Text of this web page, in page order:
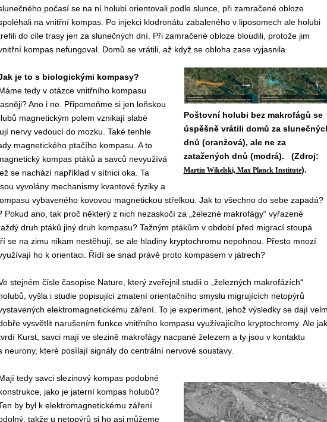
počasí se na ní holubi orientovali podle slunce, při zamračené obloze
na vnitřní kompas. Po injekci klodronátu zabaleného v liposomech ale holubi
do cíle trasy jen za slunečných dní. Při zamračené obloze bloudili, protože jim
kompas nefungoval. Domů se vrátili, až když se obloha zase vyjasnila.
Poštovní holubi bez makrofágů se
úspěšně vrátili domů za
dnů (oranžová), ale ne za
zatažených dnů (modrá). (Zdroj:
Martin Wikelski, Max Planck Institute).
je to s biologickými kompasy?
tedy v otázce vnitřního kompasu
Ano i ne. Připomeňme si jen loňskou
magnetickým polem vznikají slabé
nervy vedoucí do mozku. Také tenhle
magnetického ptačího kompasu. A to
kompas ptáků a savců nevyužívá
se nachází například v sítnici oka. Ta
vyvolány mechanismy kvantové fyziky a
vybaveného kovovou magnetickou střelkou. Jak to všechno do sebe zapadá?
ano, tak proč některý z nich nezaskočí za „železné makrofágy“ vyřazené
druh ptáků jiný druh kompasu? Tažným ptákům v období před migrací stoupá
se na zimu nikam nestěhují, se ale hladiny kryptochromu nepohnou. Přesto mnozí
ho k orientaci. Řídí se snad právě proto kompasem v játrech?
stejném čísle časopise Nature, který zveřejnil studii o „železných makrofázích“
vyšla i studie popisující zmatení orientačního smyslu migrujících netopýrů
elektromagnetickému záření. To je experiment, jehož výsledky se dají
vysvětlit narušením funkce vnitřního kompasu využívajícího kryptochromy. Ale jak
Kurst, savci mají ve slezině makrofágy nacpané železem a ty jsou v kontaktu
neurony, které posílají signály do centrální nervové soustavy.
tedy savci slezinový kompas podobné
jako je jaterní kompas holubů?
by byl k elektromagnetickému záření
takže u netopýrů si ho asi můžeme